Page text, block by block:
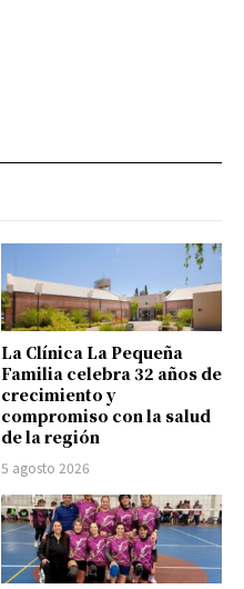
La Clínica La Pequeña
Familia celebra 32 años de
crecimiento y
compromiso con la salud
de la región
5 agosto 2026